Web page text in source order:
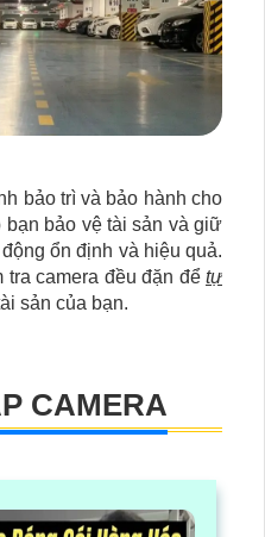
bảo trì và bảo hành cho
bảo vệ tài sản và giữ
ổn định và hiệu quả.
tra camera đều đặn để tự
sản của bạn.
CAMERA